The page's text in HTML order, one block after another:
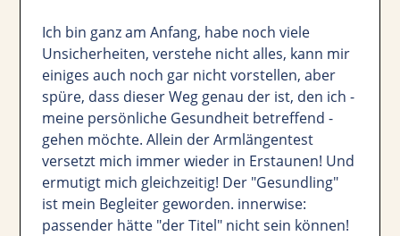
Ich bin ganz am Anfang, habe noch viele
Unsicherheiten, verstehe nicht alles, kann mir
einiges auch noch gar nicht vorstellen, aber
spüre, dass dieser Weg genau der ist, den ich -
meine persönliche Gesundheit betreffend -
gehen möchte. Allein der Armlängentest
versetzt mich immer wieder in Erstaunen! Und
ermutigt mich gleichzeitig! Der "Gesundling"
ist mein Begleiter geworden. innerwise:
passender hätte "der Titel" nicht sein können!